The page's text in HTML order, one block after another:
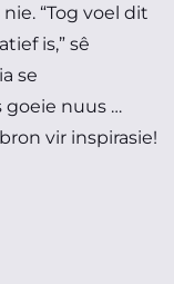
nie. “Tog voel dit
is,” sê
se
goeie nuus …
vir inspirasie!